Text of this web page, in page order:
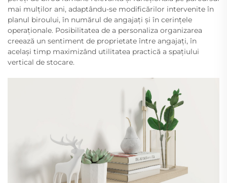
mai mulților ani, adaptându-se modificărilor intervenite în
planul biroului, în numărul de angajați și în cerințele
operaționale. Posibilitatea de a personaliza organizarea
creează un sentiment de proprietate între angajați, în
același timp maximizând utilitatea practică a spațiului
vertical de stocare.